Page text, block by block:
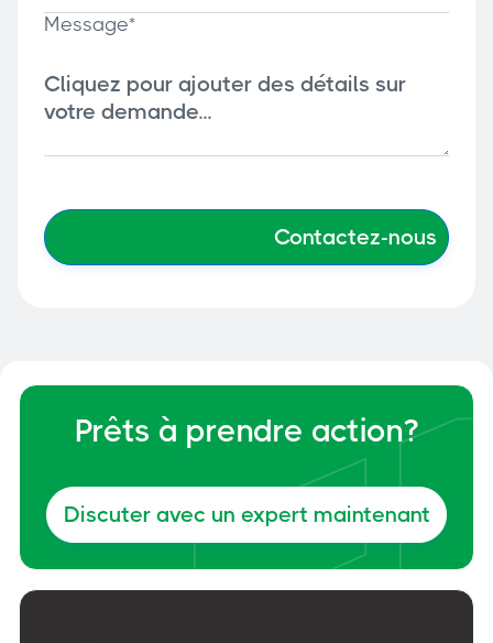
Message*
Prêts à prendre action?
Discuter avec un expert maintenant